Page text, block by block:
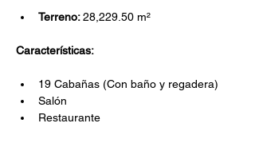
Terreno: 28,229.50 m²
Características:
19 Cabañas (Con baño y regadera)
Salón
Restaurante